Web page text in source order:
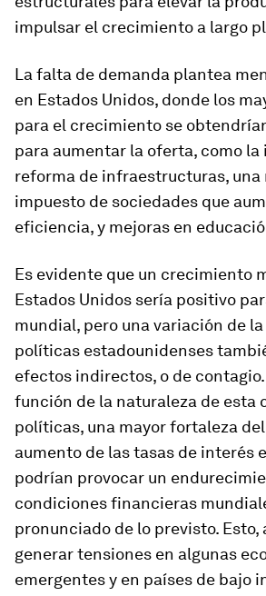
impulsar el crecimiento a largo
La falta de demanda plantea
en Estados Unidos, donde los
para el crecimiento se
para aumentar la oferta, como la
reforma de infraestructuras, una
impuesto de sociedades que
eficiencia, y mejoras en
Es evidente que un crecimiento
Estados Unidos sería positivo
mundial, pero una variación de
políticas estadounidenses
efectos indirectos, o de contagio.
función de la naturaleza de esta
políticas, una mayor fortaleza
aumento de las tasas de interés
podrían provocar un
condiciones financieras
pronunciado de lo previsto. Esto,
generar tensiones en algunas
emergentes y en países de bajo